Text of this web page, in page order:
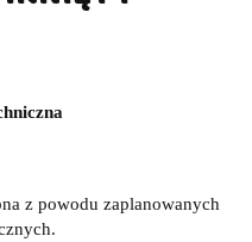
z powodu zaplanowanych